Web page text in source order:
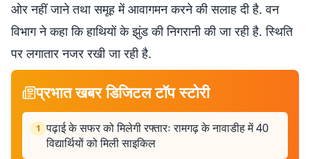
ओर नहीं जाने तथा समूह में आवागमन करने की सलाह दी है. वन
विभाग ने कहा कि हाथियों के झुंड की निगरानी की जा रही है. स्थिति
पर लगातार नजर रखी जा रही है.
प्रभात खबर डिजिटल टॉप स्टोरी
1 पढ़ाई के सफर को मिलेगी रफ्तारः रामगढ़ के नावाडीह में 40
विद्यार्थियों को मिली साइकिल